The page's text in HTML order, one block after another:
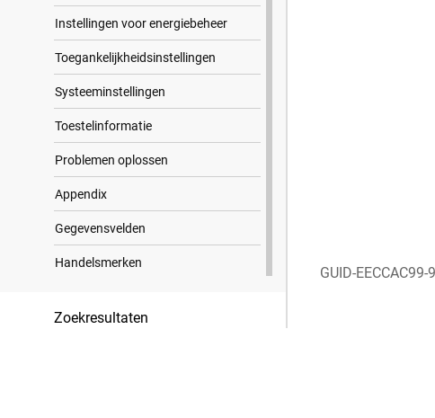
Instellingen voor energiebeheer
Toegankelijkheidsinstellingen
Systeeminstellingen
Toestelinformatie
Problemen oplossen
Appendix
Gegevensvelden
Handelsmerken
Zoekresultaten
GUID-